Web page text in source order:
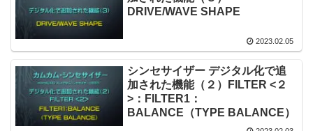
DRIVE/WAVE SHAPE
2023.02.05
シンセサイザー デジタル化で追
加された機能（２）FILTER <２
>：FILTER1：
BALANCE（TYPE BALANCE）